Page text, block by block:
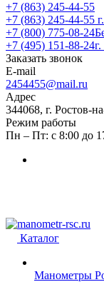
+7 (863) 245-44-55
+7 (863) 245-44-55
+7 (800) 775-08-24
+7 (495) 151-88-24
Заказать звонок
E-mail
2454455@mail.ru
Адрес
344068, г. Ростов-
Режим работы
Пн – Пт: с 8:00 до
Каталог
Манометры